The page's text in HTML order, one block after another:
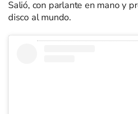
Salió, con parlante en mano y
disco al mundo.